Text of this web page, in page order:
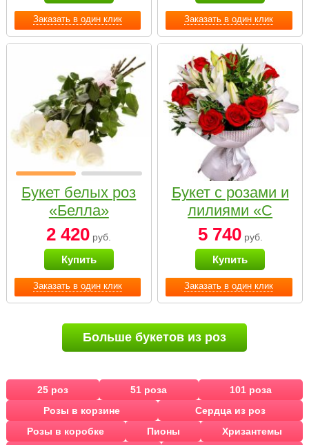
Заказать в один клик Заказать в один клик
Заказать в один клик
Букет белых роз
«Белла»
2 420 руб.
Купить
Заказать в один клик
Букет с розами и
лилиями «С
наилучшими
пожеланиями»
5 740руб.
Купить
Больше букетов из роз
25 роз 51 роза
101 роза
Розы в корзине
Сердца из роз
Розы в коробке
Пионы
Хризантемы